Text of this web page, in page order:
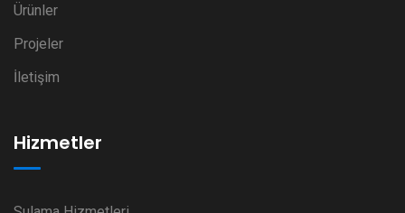
Ürünler
Projeler
İletişim
Hizmetler